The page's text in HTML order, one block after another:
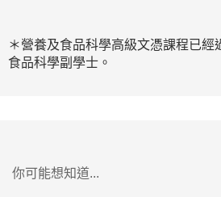
＊營養及食品科學高級文憑課程已經
食品科學副學士。
你可能想知道...